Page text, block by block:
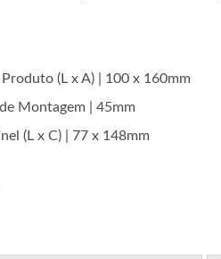
(L x A) | 100 x 160mm
Montagem | 45mm
(L x C) | 77 x 148mm